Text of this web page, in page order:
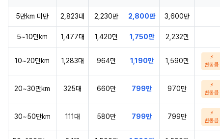
5만km 미만 2,823대 2,230만 2,800만 3,600만
5~10만km 1,477대 1,420만 1,750만 2,232만
10~20만km 1,283대 964만 1,190만 1,590만
⚡
변동큼
20~30만km 325대 660만 799만 970만
⚡
변동큼
30~50만km 111대 580만 799만 799만
⚡
변동큼